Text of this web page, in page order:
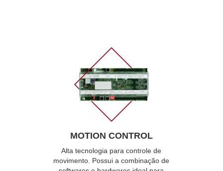
MOTION CONTROL
Alta tecnologia para controle de
movimento. Possui a combinação de